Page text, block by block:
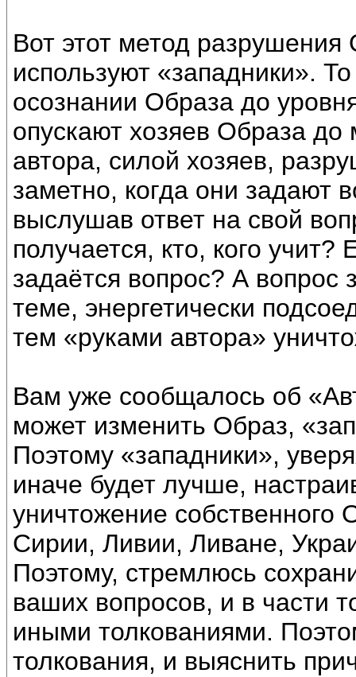
Вот этот метод
используют «западники».
осознании Образа до
опускают хозяев Образа до
автора, силой хозяев,
заметно, когда они задают
выслушав ответ на свой
получается, кто, кого
задаётся вопрос? А вопрос
теме, энергетически
тем «руками автора»
Вам уже сообщалось об
может изменить Образ,
Поэтому «западники»,
иначе будет лучше,
уничтожение
Сирии, Ливии, Ливане,
Поэтому, стремлюсь
ваших вопросов, и в части
иными толкованиями.
толкования, и выяснить